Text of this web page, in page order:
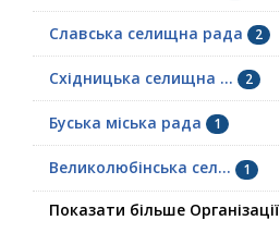
Славська селищна рада 2
Східницька селищна ... 2
Буська міська рада 1
Великолюбінська сел... 1
Показати більше Організації